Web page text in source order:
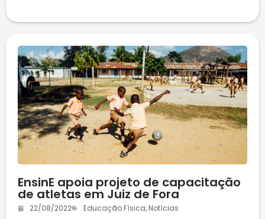
EnsinE apoia projeto de capacitação
de atletas em Juiz de Fora
22/08/2022 Educação Física, Notícias